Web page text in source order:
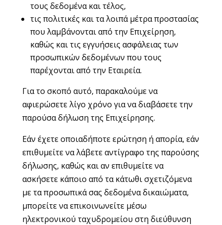
τους δεδομένα και τέλος,
τις πολιτικές και τα λοιπά μέτρα προστασίας
που λαμβάνονται από την Επιχείρηση,
καθώς και τις εγγυήσεις ασφάλειας των
προσωπικών δεδομένων που τους
παρέχονται από την Εταιρεία.
Για το σκοπό αυτό, παρακαλούμε να
αφιερώσετε λίγο χρόνο για να διαβάσετε την
παρούσα δήλωση της Επιχείρησης.
Εάν έχετε οποιαδήποτε ερώτηση ή απορία, εάν
επιθυμείτε να λάβετε αντίγραφο της παρούσης
δήλωσης, καθώς και αν επιθυμείτε να
ασκήσετε κάποιο από τα κάτωθι σχετιζόμενα
με τα προσωπικά σας δεδομένα δικαιώματα,
μπορείτε να επικοινωνείτε μέσω
ηλεκτρονικού ταχυδρομείου στη διεύθυνση